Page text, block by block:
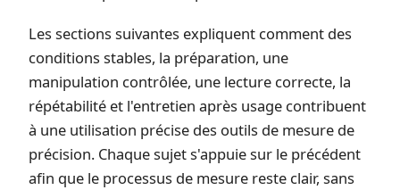
Les sections suivantes expliquent comment des
conditions stables, la préparation, une
manipulation contrôlée, une lecture correcte, la
répétabilité et l'entretien après usage contribuent
à une utilisation précise des outils de mesure de
précision. Chaque sujet s'appuie sur le précédent
afin que le processus de mesure reste clair, sans